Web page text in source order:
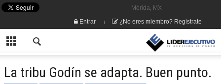
Mérida, MX
Entrar
¿No eres miembro? Registrate
La tribu Godín se adapta. Buen punto.